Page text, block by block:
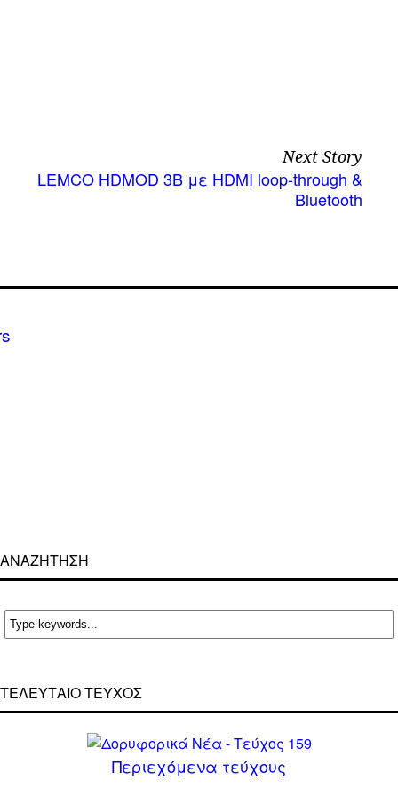
Next Story
LEMCO HDMOD 3B με HDMI loop-through &
Bluetooth
ΑΝΑΖΗΤΗΣΗ
ΤΕΛΕΥΤΑΙΟ ΤΕΥΧΟΣ
Περιεχόμενα τεύχους